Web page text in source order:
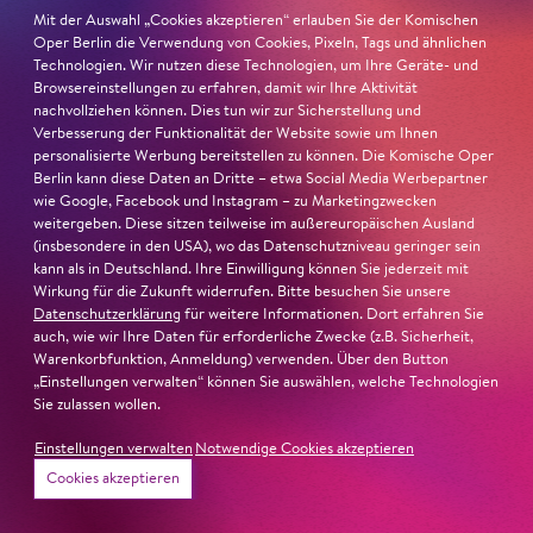
(dt./ukr.)
© Anne Hofmann
Jung für alle
Mit der Auswahl „Cookies akzeptieren“ erlauben Sie der Komischen
Oper Berlin die Verwendung von Cookies, Pixeln, Tags und ähnlichen
Technologien. Wir nutzen diese Technologien, um Ihre Geräte- und
Browsereinstellungen zu erfahren, damit wir Ihre Aktivität
nachvollziehen können. Dies tun wir zur Sicherstellung und
Verbesserung der Funktionalität der Website sowie um Ihnen
personalisierte Werbung bereitstellen zu können. Die Komische Oper
Berlin kann diese Daten an Dritte – etwa Social Media Werbepartner
wie Google, Facebook und Instagram – zu Marketingzwecken
weitergeben. Diese sitzen teilweise im außereuropäischen Ausland
(insbesondere in den USA), wo das Datenschutzniveau geringer sein
kann als in Deutschland. Ihre Einwilligung können Sie jederzeit mit
Wirkung für die Zukunft widerrufen. Bitte besuchen Sie unsere
Datenschutzerklärung für weitere Informationen. Dort erfahren Sie
auch, wie wir Ihre Daten für erforderliche Zwecke (z.B. Sicherheit,
Warenkorbfunktion, Anmeldung) verwenden. Über den Button
„Einstellungen verwalten“ können Sie auswählen, welche Technologien
Sie zulassen wollen.
Einstellungen verwalten Notwendige Cookies akzeptieren
Cookies akzeptieren